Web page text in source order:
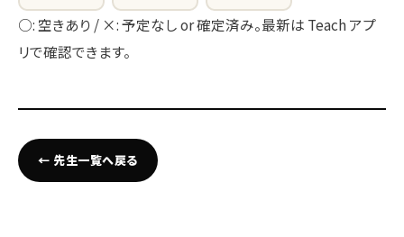
○: 空きあり / ×: 予定なし or 確定済み。最新は Teach アプ
リで確認できます。
← 先生一覧へ戻る